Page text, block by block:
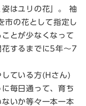
はユリの花」。 袖
市の花として指定し
とが少なくなって
花するまでに5年～7
ている方(Hさん)
毎日通って、育ち
いか等々一本一本